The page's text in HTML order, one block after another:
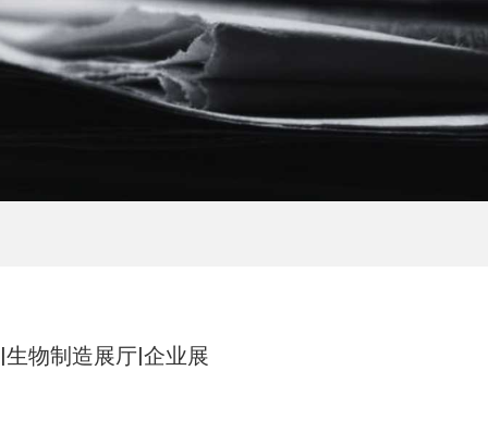
物制造展厅|企业展